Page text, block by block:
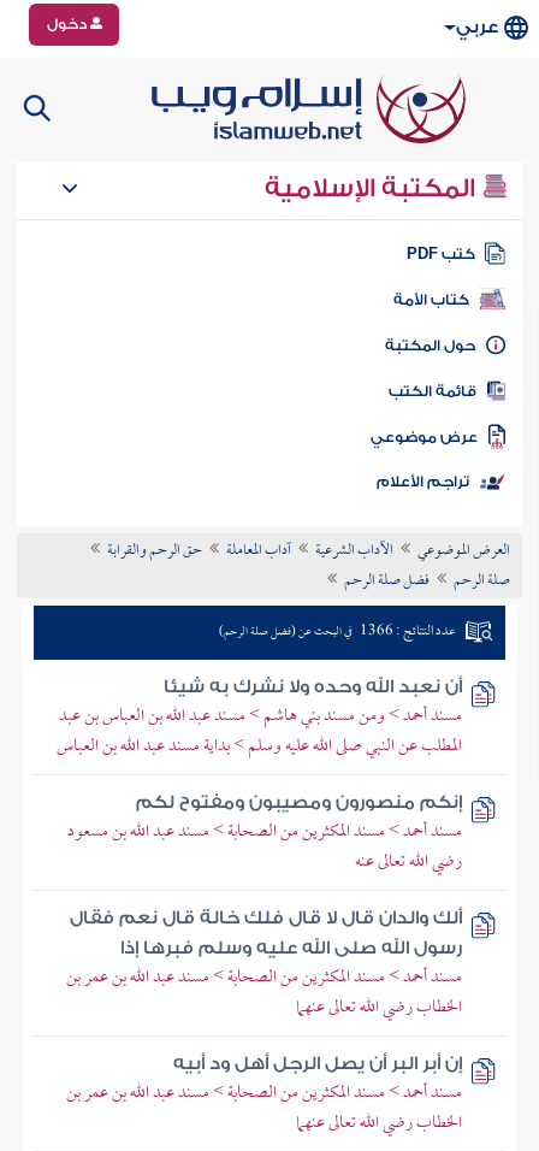
عربي دخول
المكتبة الإسلامية
كتب PDF
كتاب الأمة
المكتبة
الكتب
موضوعي
تراجم الأعلام
العرض الموضوعي الآداب الشرعية آداب المعاملة
حق الرحم والقرابة
صلة الرحم
فضل صلة الرحم
عدد النتائج : 1366 في البحث عن (فضل صلة الرحم)
أن نعبد الله وحده ولا نشرك به شيئا
مسند أحمد > ومن مسند بني هاشم > مسند عبد الله بن العباس بن عبد
المطلب عن النبي صلى الله عليه وسلم > بداية مسند عبد الله بن العباس
إنكم منصورون ومصيبون ومفتوح لكم
مسند أحمد > مسند المكثرين من الصحابة > مسند عبد الله بن مسعود
رضي الله تعالى عنه
ألك والدان قال لا قال فلك خالة قال نعم فقال
رسول الله صلى الله عليه وسلم فبرها إذا
مسند أحمد > مسند المكثرين من الصحابة > مسند عبد الله بن عمر بن
الخطاب رضي الله تعالى عنهما
إن أبر البر أن يصل الرجل أهل ود أبيه
مسند أحمد > مسند المكثرين من الصحابة > مسند عبد الله بن عمر بن
الخطاب رضي الله تعالى عنهما